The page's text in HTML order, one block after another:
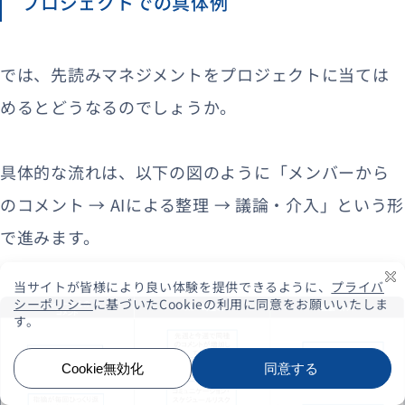
では、先読みマネジメントをプロジェクトに当ては
めるとどうなるのでしょうか。
具体的な流れは、以下の図のように「メンバーから
のコメント → AIによる整理 → 議論・介入」という形
で進みます。